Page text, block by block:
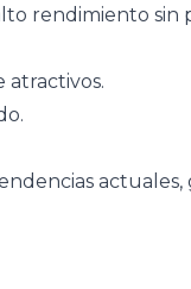
rendimiento sin
atractivos.